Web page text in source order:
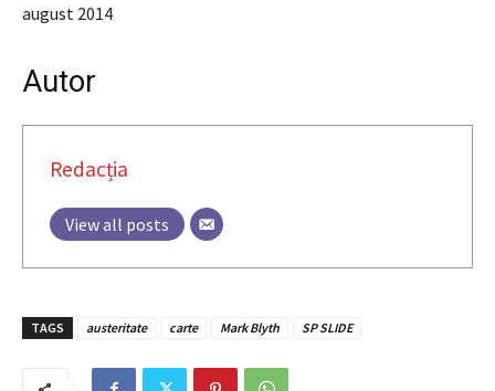
august 2014
Autor
Redacția
View all posts
TAGS austeritate carte Mark Blyth SP SLIDE